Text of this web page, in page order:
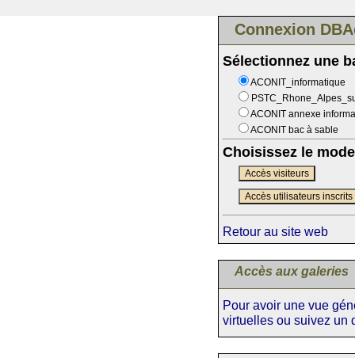
Connexion
Sélectionnez une
ACONIT_informatique
ACONIT annexe
ACONIT bac à sable
Choisissez le
Accès visiteurs
Accès utilisateurs inscrits
Retour au site web
Accès aux galeries
Pour avoir une vue
virtuelles ou suivez un